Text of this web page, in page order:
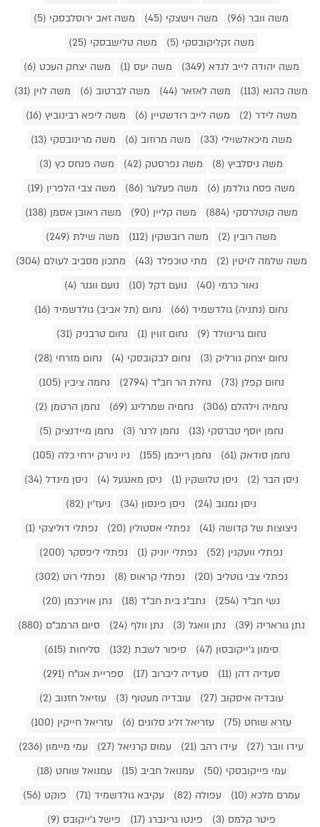
משה וובר (96)
משה וישצקי (45)
משה זאב ירוסלבסקי (5)
משה זקליקובסקי (5)
משה טלישבסקי (25)
משה יהודה לייב לנדא (349)
משה יעס (1)
משה יצחק העכט (6)
משה כהנא (113)
משה לאזאר (44) משה לברטוב (6)
משה לוין (31)
משה לידר (2)
משה לייב רודשטיין (6)
משה ליפא רבינוביץ (16)
משה מיכאלשוילי (33)
משה מרוזוב (6)
משה מרינובסקי (13)
משה ניסלביץ (8)
משה נפרסטק (42)
משה פנחס כץ (3)
משה פסח גולדמן (6)
משה פעלער (86)
משה צבי הלפרין (19)
משה קוטלרסקי (884)
משה קליין (90)
משה ראובן אסמן (138)
משה רובין (2)
משה רובשקין (112)
משה שילת (249)
משה שלמה לויטין (2)
מתי טוכפלד (43)
מתכון מסביב לעולם (304)
נאור כרמי (40)
נועם דקל (10)
נועם ווגנר (4)
נחום (נתניה) גולדשמיד (66)
נחום (תל אביב) גולדשמיד (16)
נחום גרינוולד (9)
נחום זווין (1)
נחום טרבניק (31)
נחום יצחק גורליק (3)
נחום לבקובסקי (4)
נחום מזרחי (28)
נחום קפלן (73)
נחלת הר חב"ד (2794)
נחמה ציבין (105)
נחמיה וילהלם (306)
נחמיה שמרלינג (69)
נחמן הרטמן (2)
נחמן יוסף טברסקי (13)
נחמן לרנר (3)
נחמן מיידנציק (5)
נחמן סודאק (61)
נחמן רייכמן (155)
ניו ניורק ירחי כלה (105)
ניסן הבר (2)
ניסן טלושקין (1) ניסן מאנגעל (4)
ניסן מינדל (34)
ניסן נמנוב (24)
ניסן פינסון (34)
ניעז'ין (82)
ניצוצות של קדושה (41)
נפתלי אסטולין (20)
נפתלי דוליצקי (1)
נפתלי וועקנין (52)
נפתלי יוניק (1)
נפתלי ליפסקר (200)
נפתלי צבי גוטליב (20)
נפתלי קראוס (8)
נפתלי רוט (302)
נשי חב"ד (254)
נתב"ג בית חב"ד (18)
נתן אוירכמן (20)
נתן גוראריה (39)
נתן וואגל (3) נתן וולף (24)
סיום הרמב"ם (880)
סימון ג'ייקובסון (47)
סיפור לשבת (132)
סליחות (615)
סעדיה דהן (11)
סעדיה ליברוב (17)
ספריית אגו"ח (291)
עובדיה איסקוב (27)
עובדיה מעטוף (3)
עוזיאל חזנוב (2)
עזרא שוחט (75)
עזריאל זליג סלונים (6)
עזריאל חייקין (100)
עידו וובר (27)
עידו רהב (21) עמוס קרניאל (27)
עמי מיימון (236)
עמי פייקובסקי (50)
עמנואל חביב (15)
עמנואל שוחט (18)
עמרם מלכא (10)
עפולה (82) עקיבא גולדשמיד (71)
פוקט (56)
פיטר קלמס (3)
פינטו גרינברג (17)
פישל ג'ייקובס (9)